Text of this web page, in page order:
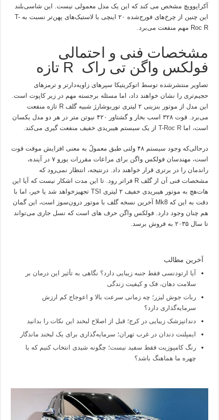
آکراپوویچ مشخص می کند که این یک مدل معمولی نیست. این شاسی‌بلند
این چنین از چرخ‌های فورج‌شده ۲۰ اینچی با لاستیک‌های پهن‌تر نسبت به T-
Roc R مهم منفعت می‌برد.
مشخصات فنی و احتمالی
فولکس واگن تی راک R تازه
تصاویر منتشرشده توسط اتوکریتیکا سپرهای زاویه‌دارتر و ترمزهای
حجیم‌تری را نشان خواهند داد، اما مسئله برجسته مهم در زیر کاپوت است.
این مدل از موتور بنزینی ۲ لیتری توربوشارژ شبیه گلف R تازه منفعت
می‌برد. قوت ۳۲۸ اسب بخار و گشتاور ۴۲۰ نیوتن متر در هر دو مدل یکسان
است، اماT-Roc R از یک سیستم هیبریدی خفیف منفعت گیری می‌کند.
درحالی‌که وجود سیستم ۴۸ ولتی طبق معمولً به معنی افزایش موقت قوت
است، مهندسان فولکس واگن برای مراعات مقررات یورو ۷ در آینده،
راندمان را در برتری قرار خواهند داد. درنتیجه، انتظار نمی‌رود که
مشخصات فنی آن از گلف R فراتر رود. تا این مدت اشکار نیست که آیا این
هات‌هچ به موتور هیبریدی خفیف ۲ لیتری TSI تجهیزخواهد شد یا خیر، اما با
دقت به این که Mk8 آخرین نسخه گلف با موتور درون‌سوز است، این گمان
هم چنان وجود دارد. فولکس واگن حرف های است که نسل جاری می‌تواند
تا سال ۲۰۳۵ به فروش برسد.
آخرین مطالب
آیا ارتودنسی فقط جنبه زیبایی دارد؟ نگاهی به تأثیر این درمان بر
سلامت دهان، فک و کیفیت زندگی
ربات جوش لیزر؛ چه زمانی سرعت بالا و اعوجاج کم ارزش
سرمایه‌گذاری دارد؟
دندانپزشک زیبایی در کرج؛ قبل از اصلاح لبخند این نکات را بدانید
ایمپلنت دندان در غرب تهران؛ سرمایه‌گذاری برای یک لبخند ماندگار
رنگ کامپوزیت فقط سفید نیست؛ چگونه شیدی انتخاب کنیم که با
چهره ما هماهنگ باشد؟